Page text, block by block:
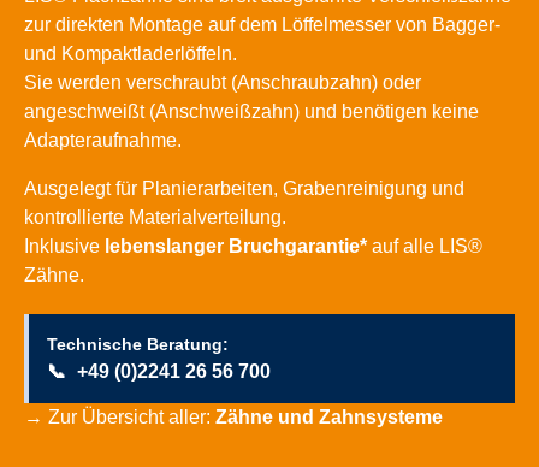
zur direkten Montage auf dem Löffelmesser von Bagger-
und Kompaktladerlöffeln.
Sie werden verschraubt (Anschraubzahn) oder
angeschweißt (Anschweißzahn) und benötigen keine
Adapteraufnahme.
Ausgelegt für Planierarbeiten, Grabenreinigung und
kontrollierte Materialverteilung.
Inklusive lebenslanger Bruchgarantie* auf alle LIS®
Zähne.
Technische Beratung:
📞 +49 (0)2241 26 56 700
→ Zur Übersicht aller: Zähne und Zahnsysteme